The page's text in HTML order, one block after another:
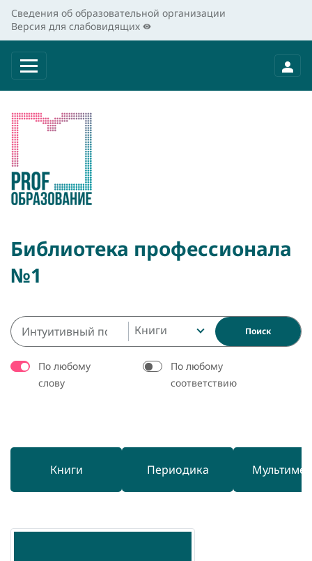
Сведения об образовательной организации
Версия для слабовидящих
Библиотека профессионала
№1
Книги Поиск
По любому
слову
По любому
соответствию
Книги Периодика